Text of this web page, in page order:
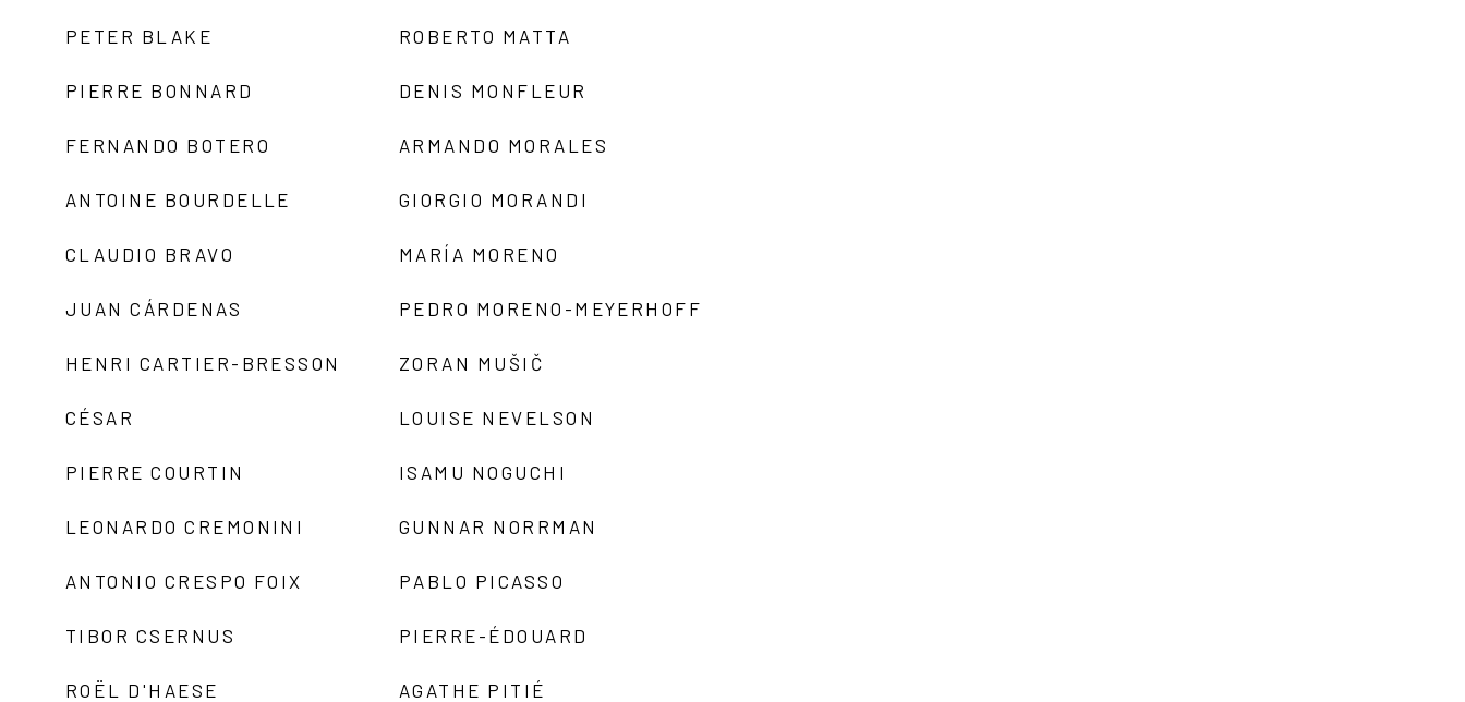
PETER BLAKE
PIERRE BONNARD
FERNANDO BOTERO
ANTOINE BOURDELLE
CLAUDIO BRAVO
JUAN CÁRDENAS
HENRI CARTIER-BRESSON
CÉSAR
PIERRE COURTIN
LEONARDO CREMONINI
ANTONIO CRESPO FOIX
TIBOR CSERNUS
ROËL D'HAESE
ROBERTO MATTA
DENIS MONFLEUR
ARMANDO MORALES
GIORGIO MORANDI
MARÍA MORENO
PEDRO MORENO-MEYERHOFF
ZORAN MUŠIČ
LOUISE NEVELSON
ISAMU NOGUCHI
GUNNAR NORRMAN
PABLO PICASSO
PIERRE-ÉDOUARD
AGATHE PITIÉ